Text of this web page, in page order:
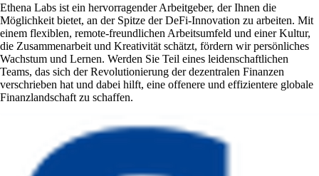
Ethena Labs ist ein hervorragender Arbeitgeber, der Ihnen die
Möglichkeit bietet, an der Spitze der DeFi-Innovation zu arbeiten. Mit
einem flexiblen, remote-freundlichen Arbeitsumfeld und einer Kultur,
die Zusammenarbeit und Kreativität schätzt, fördern wir persönliches
Wachstum und Lernen. Werden Sie Teil eines leidenschaftlichen
Teams, das sich der Revolutionierung der dezentralen Finanzen
verschrieben hat und dabei hilft, eine offenere und effizientere globale
Finanzlandschaft zu schaffen.